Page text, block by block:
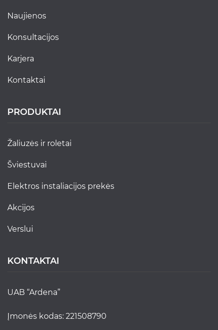
naujienos
konsultacijos
karjera
kontaktai
PRODUKTAI
žaliuzės ir roletai
šviestuvai
elektros instaliacijos prekės
akcijos
verslui
KONTAKTAI
UAB “Ardena”
Įmonės kodas: 221508790